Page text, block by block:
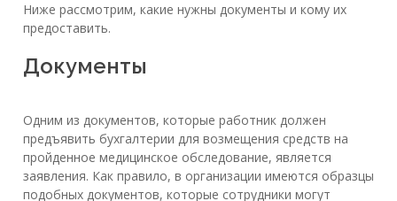
Ниже рассмотрим, какие нужны документы и кому их
предоставить.
Документы
Одним из документов, которые работник должен
предъявить бухгалтерии для возмещения средств на
пройденное медицинское обследование, является
заявления. Как правило, в организации имеются образцы
подобных документов, которые сотрудники могут